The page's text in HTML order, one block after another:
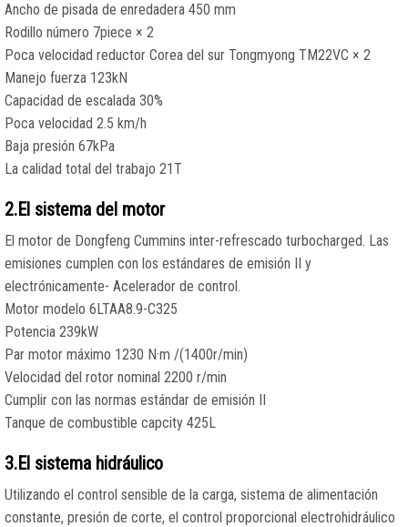
Ancho de pisada de enredadera 450 mm
Rodillo número 7piece × 2
Poca velocidad reductor Corea del sur Tongmyong TM22VC × 2
Manejo fuerza 123kN
Capacidad de escalada 30%
Poca velocidad 2.5 km/h
Baja presión 67kPa
La calidad total del trabajo 21T
2.El sistema del motor
El motor de Dongfeng Cummins inter-refrescado turbocharged. Las
emisiones cumplen con los estándares de emisión II y
electrónicamente- Acelerador de control.
Motor modelo 6LTAA8.9-C325
Potencia 239kW
Par motor máximo 1230 N·m /(1400r/min)
Velocidad del rotor nominal 2200 r/min
Cumplir con las normas estándar de emisión II
Tanque de combustible capcity 425L
3.El sistema hidráulico
Utilizando el control sensible de la carga, sistema de alimentación
constante, presión de corte, el control proporcional electrohidráulico